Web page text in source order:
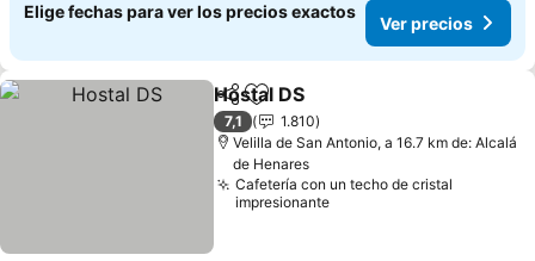
Elige fechas para ver los precios exactos
Ver precios
CompartirAgregar a favoritos
Hostal DS
7,1
1.810
Velilla de San Antonio, a 16.7 km de: Alcalá
de Henares
Cafetería con un techo de cristal
impresionante